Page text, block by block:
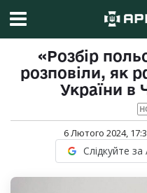
«Розбір
розповіли, як
України в
6 Лютого 2024,
Слідкуйте